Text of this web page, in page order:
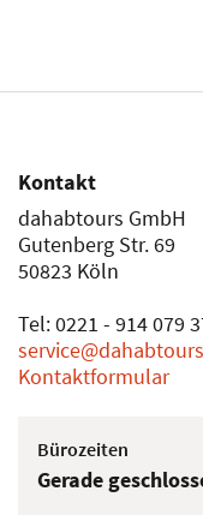
Kontakt
dahabtours GmbH
Gutenberg Str. 69
50823 Köln
Tel: 0221 - 914 079
Kontaktformular
Bürozeiten
Gerade